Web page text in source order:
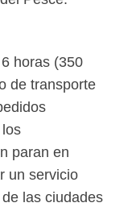
horas (350
de transporte
paran en
un servicio
las ciudades